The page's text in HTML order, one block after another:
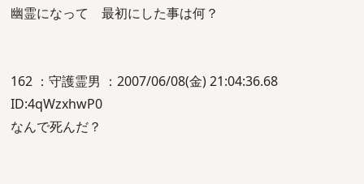
幽霊になって 最初にした事は何？
162 ：守護霊男 ：2007/06/08(金) 21:04:36.68
ID:4qWzxhwP0
なんで死んだ？